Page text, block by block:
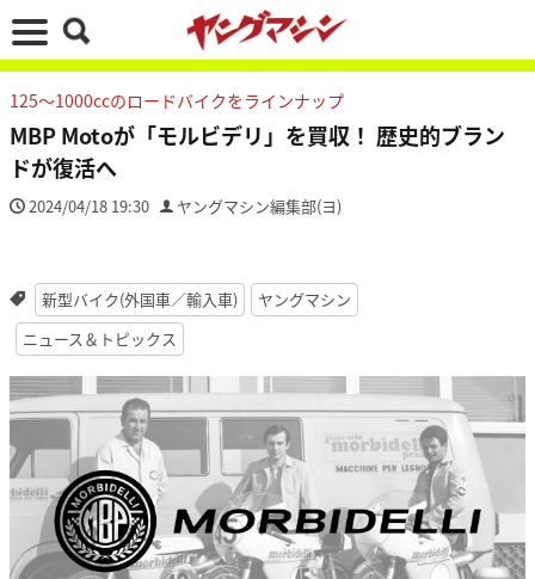
125～1000ccのロードバイクをラインナップ
MBP Motoが「モルビデリ」を買収！ 歴史的ブラン
ドが復活へ
2024/04/18 19:30 ヤングマシン編集部(ヨ)
新型バイク(外国車／輸入車)
ヤングマシン
ニュース＆トピックス